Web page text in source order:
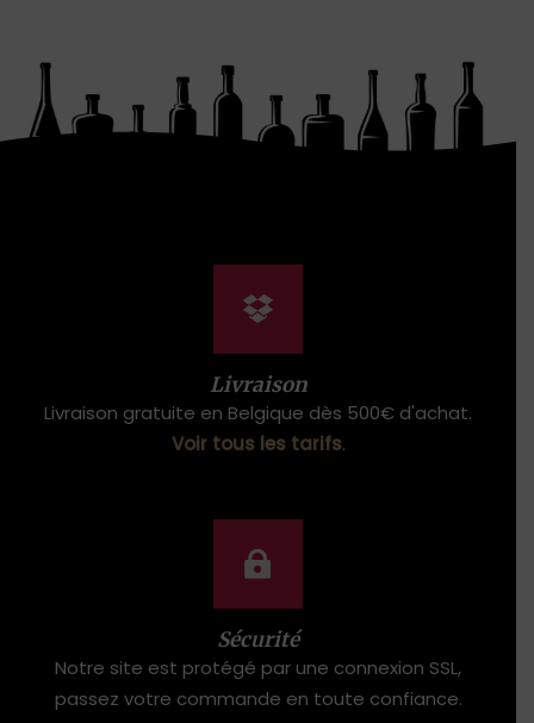
Livraison
Livraison gratuite en Belgique dès 500€ d'achat.
Voir tous les tarifs.
Sécurité
Notre site est protégé par une connexion SSL,
passez votre commande en toute confiance.